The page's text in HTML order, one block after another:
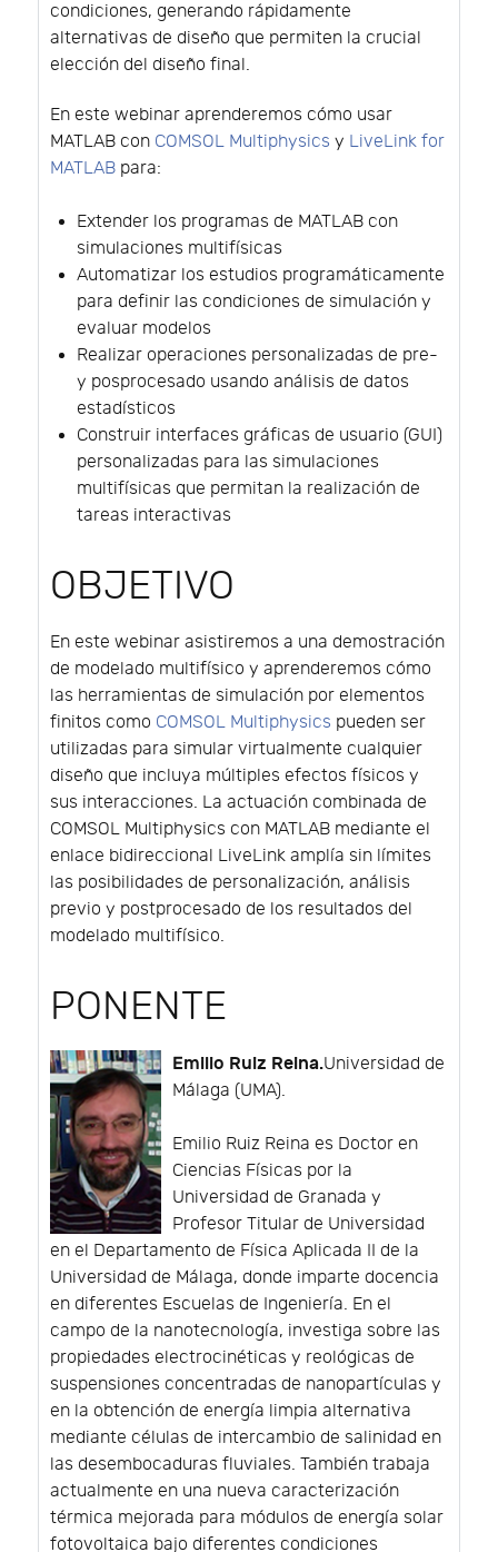
condiciones, generando rápidamente
alternativas de diseño que permiten la crucial
elección del diseño final.
En este webinar aprenderemos cómo usar
MATLAB con COMSOL Multiphysics y LiveLink for
MATLAB para:
Extender los programas de MATLAB con
simulaciones multifísicas
Automatizar los estudios programáticamente
para definir las condiciones de simulación y
evaluar modelos
Realizar operaciones personalizadas de pre-
y posprocesado usando análisis de datos
estadísticos
Construir interfaces gráficas de usuario (GUI)
personalizadas para las simulaciones
multifísicas que permitan la realización de
tareas interactivas
OBJETIVO
En este webinar asistiremos a una demostración
de modelado multifísico y aprenderemos cómo
las herramientas de simulación por elementos
finitos como COMSOL Multiphysics pueden ser
utilizadas para simular virtualmente cualquier
diseño que incluya múltiples efectos físicos y
sus interacciones. La actuación combinada de
COMSOL Multiphysics con MATLAB mediante el
enlace bidireccional LiveLink amplía sin límites
las posibilidades de personalización, análisis
previo y postprocesado de los resultados del
modelado multifísico.
PONENTE
Emilio Ruiz Reina.Universidad de
Málaga (UMA).
Emilio Ruiz Reina es Doctor en
Ciencias Físicas por la
Universidad de Granada y
Profesor Titular de Universidad
en el Departamento de Física Aplicada II de la
Universidad de Málaga, donde imparte docencia
en diferentes Escuelas de Ingeniería. En el
campo de la nanotecnología, investiga sobre las
propiedades electrocinéticas y reológicas de
suspensiones concentradas de nanopartículas y
en la obtención de energía limpia alternativa
mediante células de intercambio de salinidad en
las desembocaduras fluviales. También trabaja
actualmente en una nueva caracterización
térmica mejorada para módulos de energía solar
fotovoltaica bajo diferentes condiciones